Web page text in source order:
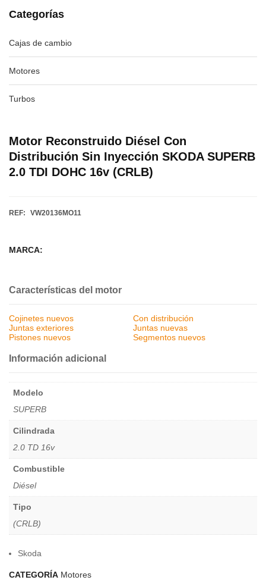
Categorías
Cajas de cambio
Motores
Turbos
Motor Reconstruido Diésel Con
Distribución Sin Inyección SKODA SUPERB
2.0 TDI DOHC 16v (CRLB)
REF: VW20136MO11
MARCA:
Características del motor
Cojinetes nuevos
Con distribución
Juntas exteriores
Juntas nuevas
Pistones nuevos
Segmentos nuevos
Información adicional
Modelo
SUPERB
Cilindrada
2.0 TD 16v
Combustible
Diésel
Tipo
(CRLB)
Skoda
CATEGORÍA Motores